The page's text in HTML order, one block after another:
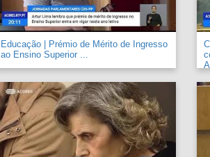
Educação | Prémio de Mérito de Ingresso
ao Ensino Superior ...